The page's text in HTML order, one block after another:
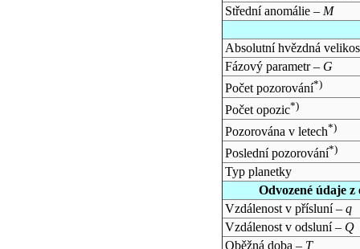
Střední anomálie – M
Absolutní hvězdná
Fázový parametr – G
Počet pozorování*)
Počet opozic*)
Pozorována v letech*)
Poslední pozorování*)
Typ planetky
Odvozené údaje
Vzdálenost v přísluní – q
Vzdálenost v odsluní – Q
Oběžná doba – T